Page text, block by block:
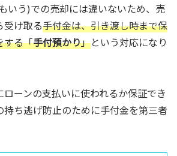
いう)での売却には違いないため、売
受け取る手付金は、引き渡し時まで保
する「手付預かり」という対応になり
ーンの支払いに使われるか保証でき
ち逃げ防止のために手付金を第三者